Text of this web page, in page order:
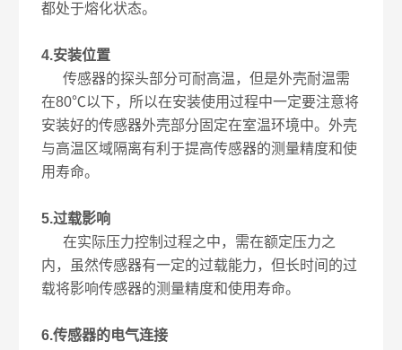
都处于熔化状态。
4.安装位置
传感器的探头部分可耐高温，但是外壳耐温需
在80℃以下，所以在安装使用过程中一定要注意将
安装好的传感器外壳部分固定在室温环境中。外壳
与高温区域隔离有利于提高传感器的测量精度和使
用寿命。
5.过载影响
在实际压力控制过程之中，需在额定压力之
内，虽然传感器有一定的过载能力，但长时间的过
载将影响传感器的测量精度和使用寿命。
6.传感器的电气连接